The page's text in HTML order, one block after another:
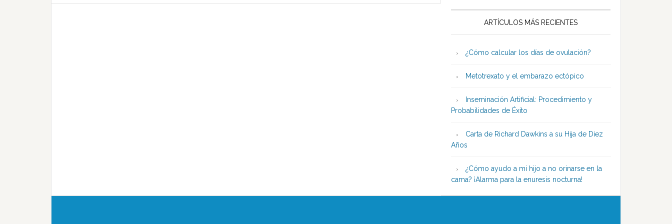
ARTÍCULOS MÁS RECIENTES
¿Cómo calcular los días de ovulación?
Metotrexato y el embarazo ectópico
Inseminación Artificial: Procedimiento y
Probabilidades de Éxito
Carta de Richard Dawkins a su Hija de Diez
Años
¿Cómo ayudo a mi hijo a no orinarse en la
cama? ¡Alarma para la enuresis nocturna!